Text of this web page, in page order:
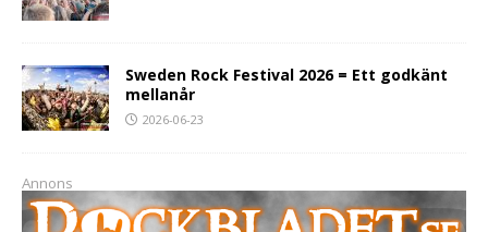
Sweden Rock Festival 2026 = Ett godkänt
mellanår
2026-06-23
Annons